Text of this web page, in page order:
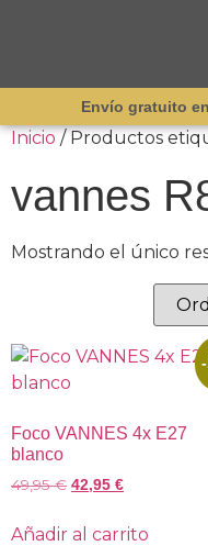
Envío gratuito
Inicio/ Productos
vannes
Mostrando el único
Foco VANNES 4x E27
blanco
49,95€ 42,95 €
Añadir al carrito